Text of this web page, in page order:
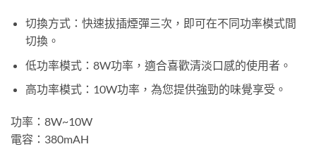
切換方式：快速拔插煙彈三次，即可在不同功率模式間
切換。
低功率模式：8W功率，適合喜歡清淡口感的使用者。
高功率模式：10W功率，為您提供強勁的味覺享受。
功率：8W~10W
電容：380mAH